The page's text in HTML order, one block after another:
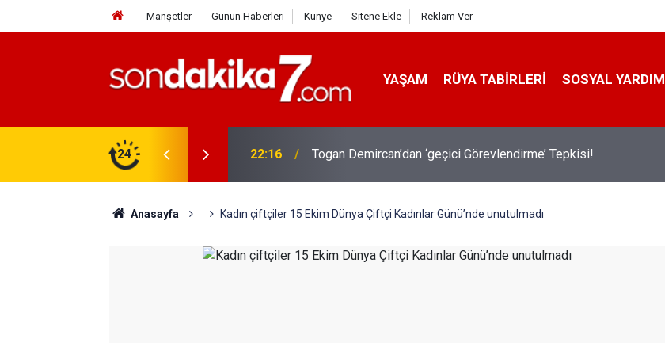
Manşetler Günün Haberleri Künye Sitene Ekle Reklam Ver
YAŞAM RÜYA TABIRLERI SOSYAL YARDIM
24 22:16 Togan Demircan’dan ‘geçici Görevlendirme’ Tepkisi!
Anasayfa Kadın çiftçiler 15 Ekim Dünya Çiftçi Kadınlar Günü’nde unutulmadı